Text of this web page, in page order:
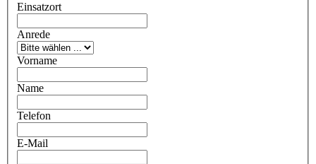
Einsatzort
Anrede
Vorname
Name
Telefon
E-Mail